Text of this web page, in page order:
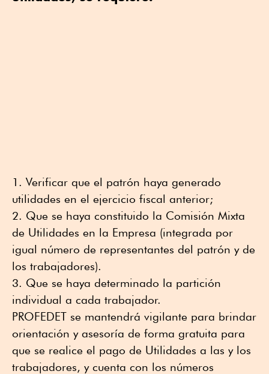
Verificar que el patrón haya generado
utilidades en el ejercicio fiscal anterior;
Que se haya constituido la Comisión Mixta
de Utilidades en la Empresa (integrada por
igual número de representantes del patrón y de
los trabajadores).
Que se haya determinado la partición
individual a cada trabajador.
PROFEDET se mantendrá vigilante para brindar
orientación y asesoría de forma gratuita para
que se realice el pago de Utilidades a las y los
trabajadores, y cuenta con los números